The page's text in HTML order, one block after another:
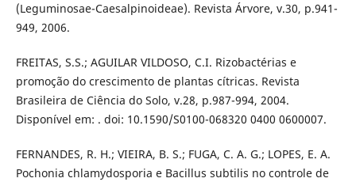
(Leguminosae-Caesalpinoideae). Revista Árvore, v.30, p.941-
949, 2006.
FREITAS, S.S.; AGUILAR VILDOSO, C.I. Rizobactérias e
promoção do crescimento de plantas cítricas. Revista
Brasileira de Ciência do Solo, v.28, p.987-994, 2004.
Disponível em: . doi: 10.1590/S0100-068320 0400 0600007.
FERNANDES, R. H.; VIEIRA, B. S.; FUGA, C. A. G.; LOPES, E. A.
Pochonia chlamydosporia e Bacillus subtilis no controle de